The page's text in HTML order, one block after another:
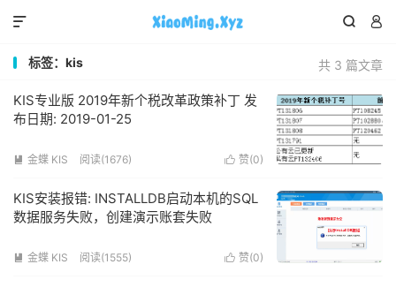
 

共 3 篇文章
标签：kis
KIS专业版 2019年新个税改革政策补丁 发
布日期: 2019-01-25
 赞(0)
 金蝶 KIS 阅读(1676)
KIS安装报错: INSTALLDB启动本机的SQL
数据服务失败，创建演示账套失败
 赞(0)
 金蝶 KIS 阅读(1555)